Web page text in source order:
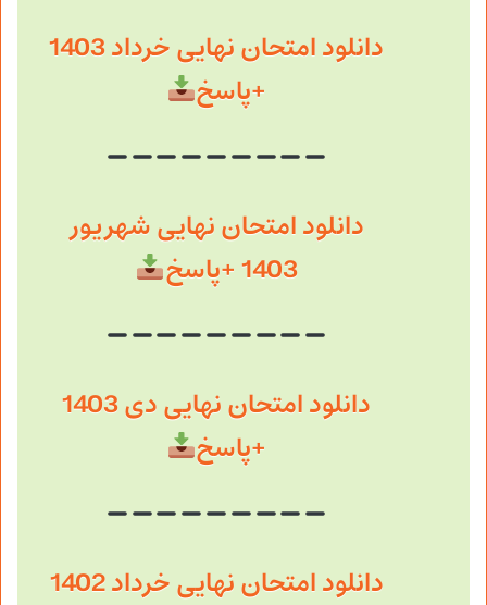
دانلود امتحان نهایی خرداد 1403
+پاسخ
دانلود امتحان نهایی شهریور
1403 +پاسخ
دانلود امتحان نهایی دی 1403
+پاسخ
دانلود امتحان نهایی خرداد 1402